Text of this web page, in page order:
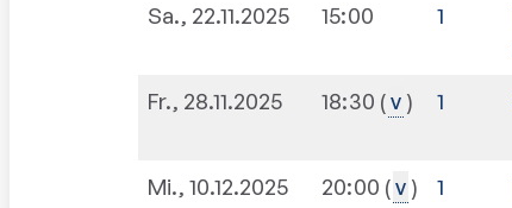
Sa., 22.11.2025 15:00 1
Fr., 28.11.2025 18:30 v 1
Mi., 10.12.2025 20:00 v 1